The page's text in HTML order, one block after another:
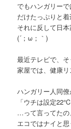
でもハンガリー
だけたっぷりと
それに反して日
(´；ω；｀)
最近テレビで、
家屋では、健康
ハンガリー人同僚
「ウチは設定
…って言ってたの
エコではナイと